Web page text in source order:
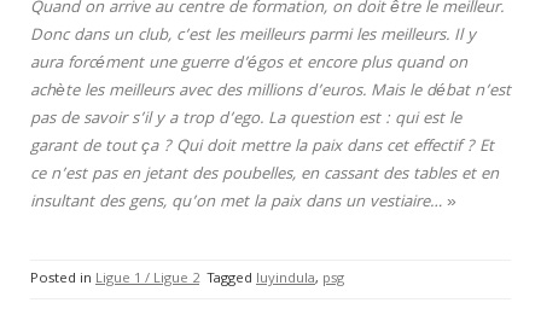
Quand on arrive au centre de formation, on doit être le meilleur.
Donc dans un club, c’est les meilleurs parmi les meilleurs. Il y
aura forcément une guerre d’égos et encore plus quand on
achète les meilleurs avec des millions d’euros. Mais le débat n’est
pas de savoir s’il y a trop d’ego. La question est : qui est le
garant de tout ça ? Qui doit mettre la paix dans cet effectif ? Et
ce n’est pas en jetant des poubelles, en cassant des tables et en
insultant des gens, qu’on met la paix dans un vestiaire…»
Posted in Ligue 1 / Ligue 2 Tagged luyindula, psg